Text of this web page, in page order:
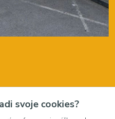
svoje cookies?